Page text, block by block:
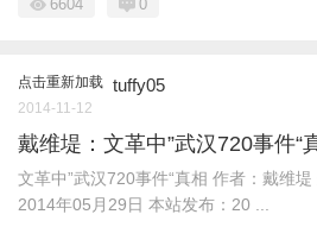
6604 0
点击重新加载 tuffy05
2014-11-12
戴维堤：文革中”武汉720事件“
文革中”武汉720事件“真相 作者：戴维
2014年05月29日 本站发布：20 ...